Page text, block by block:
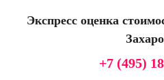
Экспресс оценка
+7 (495)